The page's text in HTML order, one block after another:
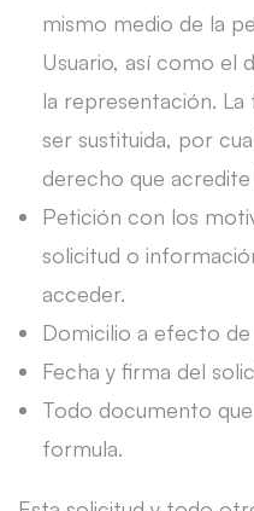
mismo medio de la
Usuario, así como el
la representación.
ser sustituida, por
derecho que acredite
Petición con los
solicitud o
acceder.
Domicilio a efecto
Fecha y firma del
Todo documento
formula.